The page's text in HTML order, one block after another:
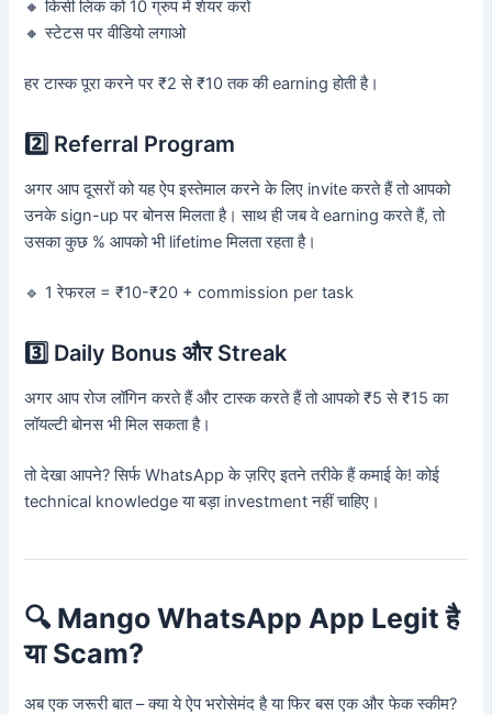
🔸 किसी लिंक को 10 ग्रुप में शेयर करो
🔸 स्टेटस पर वीडियो लगाओ
हर टास्क पूरा करने पर ₹2 से ₹10 तक की earning होती है।
2️⃣ Referral Program
अगर आप दूसरों को यह ऐप इस्तेमाल करने के लिए invite करते हैं तो आपको
उनके sign-up पर बोनस मिलता है। साथ ही जब वे earning करते हैं, तो
उसका कुछ % आपको भी lifetime मिलता रहता है।
🔹 1 रेफरल = ₹10-₹20 + commission per task
3️⃣ Daily Bonus और Streak
अगर आप रोज लॉगिन करते हैं और टास्क करते हैं तो आपको ₹5 से ₹15 का
लॉयल्टी बोनस भी मिल सकता है।
तो देखा आपने? सिर्फ WhatsApp के ज़रिए इतने तरीके हैं कमाई के! कोई
technical knowledge या बड़ा investment नहीं चाहिए।
🔍 Mango WhatsApp App Legit है
या Scam?
अब एक जरूरी बात – क्या ये ऐप भरोसेमंद है या फिर बस एक और फेक स्कीम?